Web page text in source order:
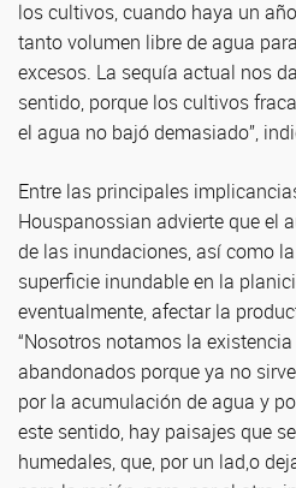
los cultivos, cuando haya un
tanto volumen libre de agua
excesos. La sequía actual nos
sentido, porque los cultivos
el agua no bajó demasiado”,
Entre las principales
Houspanossian advierte que el
de las inundaciones, así como
superficie inundable en la
eventualmente, afectar la
“Nosotros notamos la
abandonados porque ya no
por la acumulación de agua y
este sentido, hay paisajes que
humedales, que, por un lad,o